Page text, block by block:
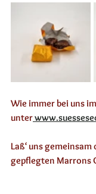
Wie immer bei uns
unter
Laß‘ uns
gepflegten Marrons